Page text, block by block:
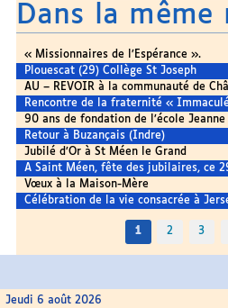
Dans la
« Missionnaires de l’Espérance ».
Plouescat (29) Collège St Joseph
AU – REVOIR à la communauté de
Rencontre de la fraternité «
90 ans de fondation de l’école Jeanne
Retour à Buzançais (Indre)
Jubilé d’Or à St Méen le Grand
A Saint Méen, fête des jubilaires, ce
Vœux à la Maison-Mère
Célébration de la vie consacrée à
1 2 3
Jeudi 6 août 2026